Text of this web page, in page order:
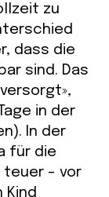
zu
dass die
sind. Das
in der
In der
für die
teuer – vor
Kind